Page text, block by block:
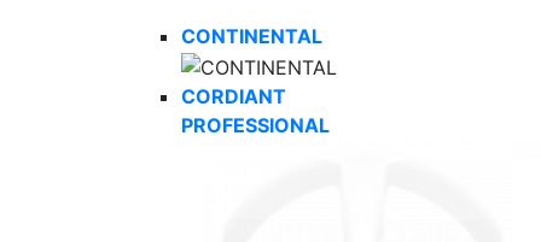
CONTINENTAL
CORDIANT
PROFESSIONAL